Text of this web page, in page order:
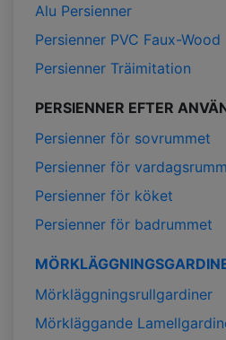
Alu Persienner
Persienner PVC Faux-Wood
Persienner Träimitation
PERSIENNER EFTER
Persienner för sovrummet
Persienner för
Persienner för köket
Persienner för badrummet
Mörkläggningsrullgardiner
Mörkläggande